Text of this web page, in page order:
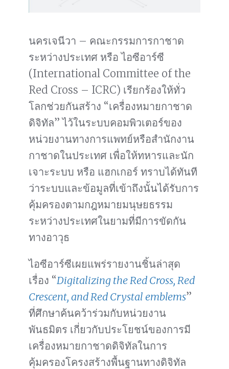
นครเจนีวา – คณะกรรมการกาชาด
ระหว่างประเทศ หรือ ไอซีอาร์ซี
(International Committee of the
Red Cross – ICRC) เรียกร้องให้ทั่ว
โลกช่วยกันสร้าง “เครื่องหมายกาชาด
ดิจิทัล” ไว้ในระบบคอมพิวเตอร์ของ
หน่วยงานทางการแพทย์หรือสำนักงาน
กาชาดในประเทศ เพื่อให้ทหารและนัก
เจาะระบบ หรือ แฮกเกอร์ ทราบได้ทันที
ว่าระบบและข้อมูลที่เข้าถึงนั้นได้รับการ
คุ้มครองตามกฎหมายมนุษยธรรม
ระหว่างประเทศในยามที่มีการขัดกัน
ทางอาวุธ
ไอซีอาร์ซีเผยแพร่รายงานชิ้นล่าสุด
เรื่อง “Digitalizing the Red Cross, Red
Crescent, and Red Crystal emblems”
ที่ศึกษาค้นคว้าร่วมกับหน่วยงาน
พันธมิตร เกี่ยวกับประโยชน์ของการมี
เครื่องหมายกาชาดดิจิทัลในการ
คุ้มครองโครงสร้างพื้นฐานทางดิจิทัล